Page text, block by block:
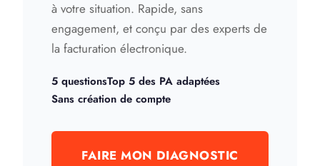
à votre situation. Rapide, sans
engagement, et conçu par des experts de
la facturation électronique.
5 questionsTop 5 des PA adaptées
Sans création de compte
FAIRE MON DIAGNOSTIC